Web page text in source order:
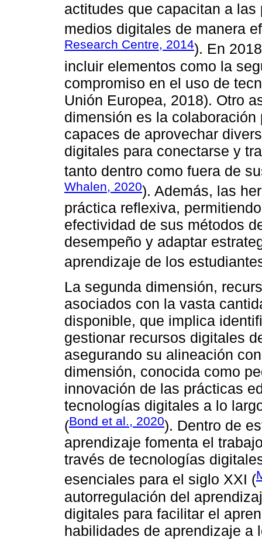
actitudes que capacitan a
medios digitales de manera
Research Centre, 2014). En
incluir elementos como la
compromiso en el uso de
Unión Europea, 2018). Otro
dimensión es la
capaces de aprovechar
digitales para conectarse y
tanto dentro como fuera de
Whalen, 2020). Además, las
práctica reflexiva,
efectividad de sus métodos
desempeño y adaptar
aprendizaje de los
La segunda dimensión,
asociados con la vasta
disponible, que implica
gestionar recursos digitales
asegurando su alineación
dimensión, conocida como
innovación de las prácticas
tecnologías digitales a lo
(Bond et al., 2020). Dentro de
aprendizaje fomenta el
través de tecnologías
esenciales para el siglo XXI (
autorregulación del
digitales para facilitar el
habilidades de aprendizaje a